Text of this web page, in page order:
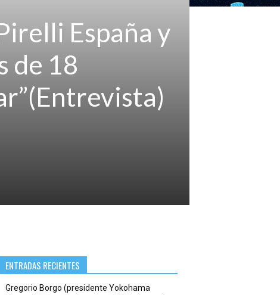
España y
de 18
ENTRADAS RECIENTES
Gregorio Borgo (presidente Yokohama